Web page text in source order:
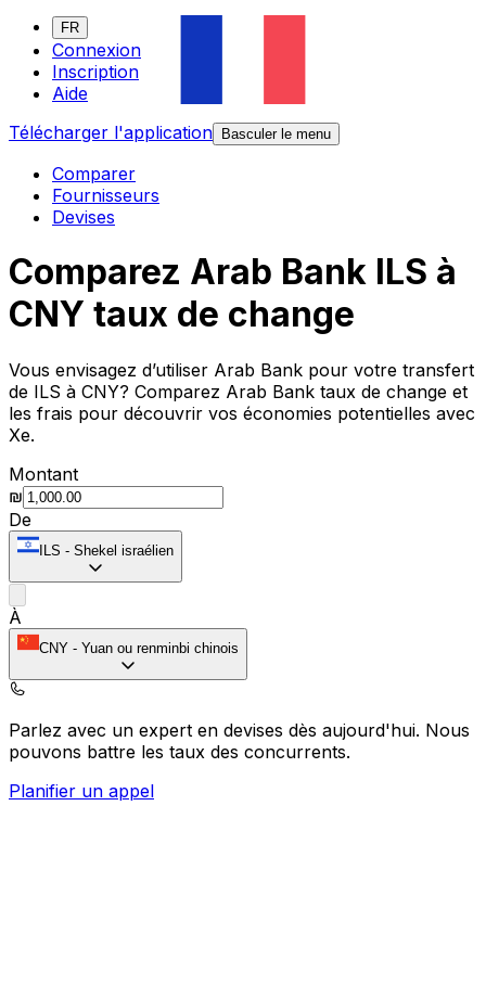
FR
Connexion
Inscription
Aide
Télécharger l'application
Basculer le menu
Comparer
Fournisseurs
Devises
Comparez Arab Bank ILS à
CNY taux de change
Vous envisagez d’utiliser Arab Bank pour votre transfert
de ILS à CNY? Comparez Arab Bank taux de change et
les frais pour découvrir vos économies potentielles avec
Xe.
Montant
₪
De
ILS - Shekel israélien
À
CNY - Yuan ou renminbi chinois
Parlez avec un expert en devises dès aujourd'hui. Nous
pouvons battre les taux des concurrents.
Planifier un appel